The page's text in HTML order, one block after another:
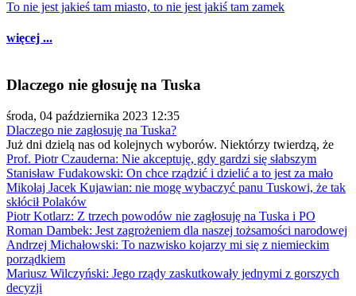
To nie jest jakieś tam miasto, to nie jest jakiś tam zamek
więcej ...
Dlaczego nie głosuję na Tuska
środa, 04 października 2023 12:35
Dlaczego nie zagłosuję na Tuska?
Już dni dzielą nas od kolejnych wyborów. Niektórzy twierdzą, że
Prof. Piotr Czauderna: Nie akceptuję, gdy gardzi się słabszym
Stanisław Fudakowski: On chce rządzić i dzielić a to jest za mało
Mikołaj Jacek Kujawian: nie mogę wybaczyć panu Tuskowi, że tak
skłócił Polaków
Piotr Kotlarz: Z trzech powodów nie zagłosuję na Tuska i PO
Roman Dambek: Jest zagrożeniem dla naszej tożsamości narodowej
Andrzej Michałowski: To nazwisko kojarzy mi się z niemieckim
porządkiem
Mariusz Wilczyński: Jego rządy zaskutkowały jednymi z gorszych
decyzji